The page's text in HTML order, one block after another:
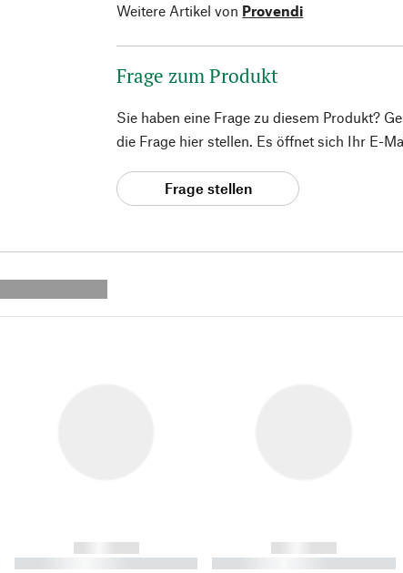
Weitere Artikel von Provendi
Frage zum Produkt
Sie haben eine Frage zu diesem Produkt?
die Frage hier stellen. Es öffnet sich Ihr E-
Frage stellen
------------
----------- ----------- ----------
------------
----------- ----------- ----------